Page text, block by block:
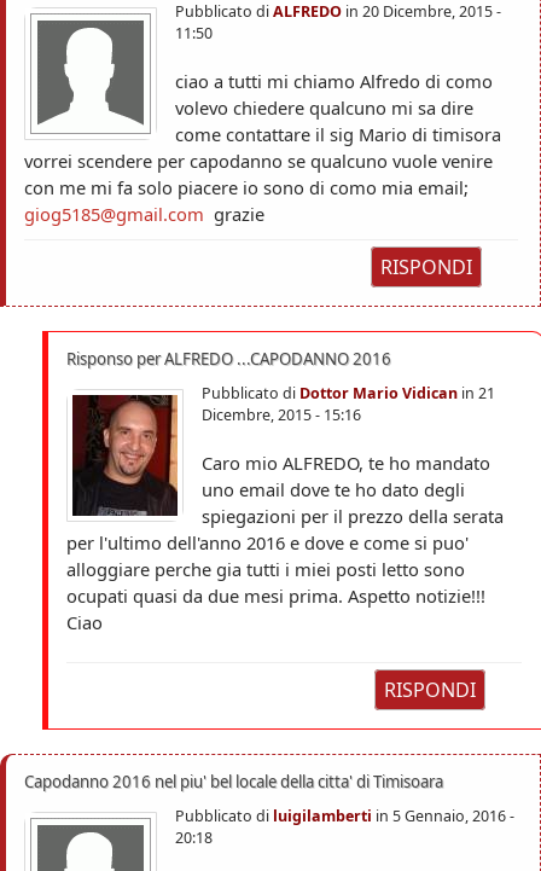
Pubblicato diALFREDO in 20 Dicembre, 2015 -
11:50
ciao a tutti mi chiamo Alfredo di como
volevo chiedere qualcuno mi sa dire
come contattare il sig Mario di timisora
vorrei scendere per capodanno se qualcuno vuole venire
con me mi fa solo piacere io sono di como mia email;
giog5185@gmail.com grazie
RISPONDI
Risponso per ALFREDO ...CAPODANNO 2016
Pubblicato di Dottor Mario Vidican in 21
Dicembre, 2015 - 15:16
Caro mio ALFREDO, te ho mandato
uno email dove te ho dato degli
spiegazioni per il prezzo della serata
per l'ultimo dell'anno 2016 e dove e come si puo'
alloggiare perche gia tutti i miei posti letto sono
ocupati quasi da due mesi prima. Aspetto notizie!!!
Ciao
RISPONDI
Capodanno 2016 nel piu' bel locale della citta' di Timisoara
Pubblicato di luigilamberti in 5 Gennaio, 2016 -
20:18